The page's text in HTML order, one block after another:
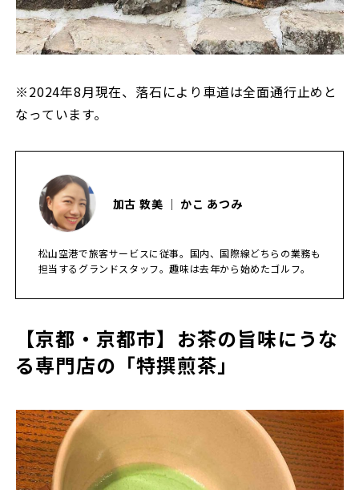
※2024年8月現在、落石により車道は全面通行止めと
なっています。
加古 敦美 ｜ かこ あつみ
松山空港で旅客サービスに従事。国内、国際線どちらの業務も
担当するグランドスタッフ。趣味は去年から始めたゴルフ。
【京都・京都市】お茶の旨味にうな
る専門店の「特撰煎茶」